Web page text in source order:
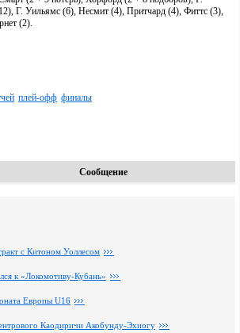
Г. Уильямс (6), Несмит (4), Притчард (4), Фиттс (3),
(2).
плей-офф финалы
Сообщение
с Китоном Уоллесом
к «Локомотиву-Кубань»
Европы U16
Каодиричи Акобунду-Эхиогу